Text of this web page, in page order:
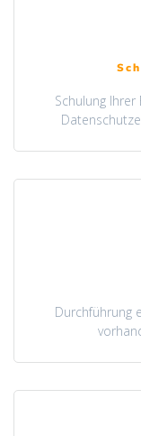
Schulung
Durchführung